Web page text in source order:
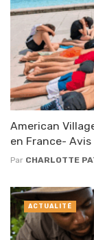
American
en France- Avis
Par CHARLOTTE
ACTUALITÉ